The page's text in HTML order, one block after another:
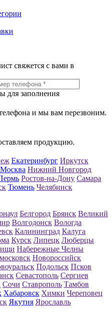
свяжется с вами в
для заполнения
и мы вам перезвоним.
продукцию.
Екатеринбург Иркутск
Москва Нижний Новгород
Ростов-на-Дону Самара
Тюмень Челябинск
Белгород Брянск Великий
Волгодонск Вологда
Калининград Калуга
Курск Липецк Люберцы
Набережные Челны
Новороссийск
Подольск Псков
Севастополь Сергиев
Сочи Ставрополь Тамбов
Хабаровск Химки Череповец
Якутия Ярославль